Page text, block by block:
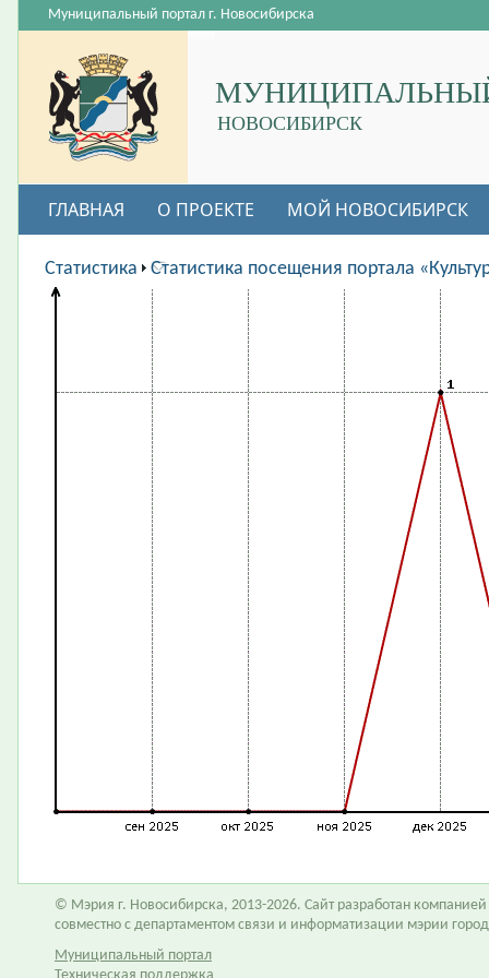
НОВОСИБИРСК
Муниципальный портал г. Новосибирска
ГЛАВНАЯ О ПРОЕКТЕ МОЙ НОВОСИБИРСК
ВАКАНСИИ
Статистика Статистика посещения портала
© Мэрия г. Новосибирска, 2013-2026. Сайт разработан компанией
совместно с департаментом связи и информатизации мэрии
Муниципальный портал